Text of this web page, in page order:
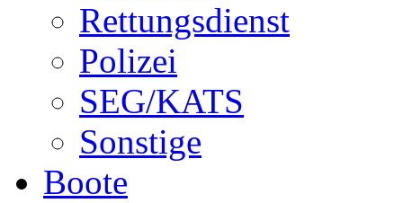
Rettungsdienst
Polizei
SEG/KATS
Sonstige
Boote